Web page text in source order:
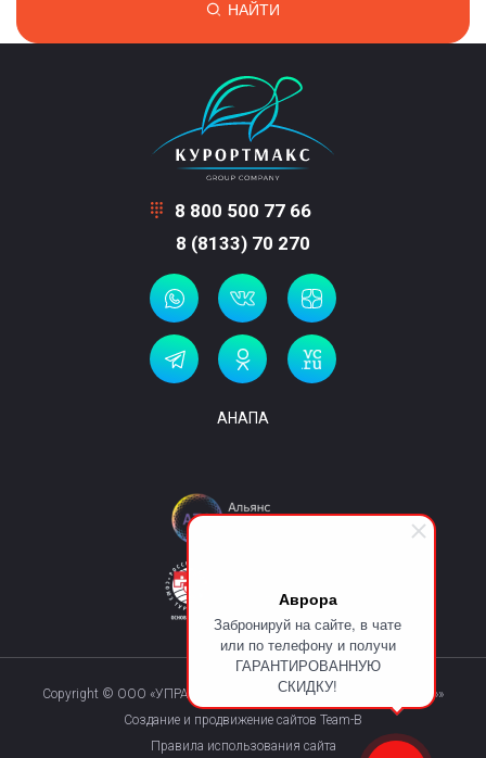
Аврора
Забронируй на сайте, в чате
или по телефону и получи
ГАРАНТИРОВАННУЮ
СКИДКУ!
НАЙТИ
8 800 500 77 66
8 (8133) 70 270
АНАПА
Copyright © ООО «УПРАВЛЯЮЩАЯ КОМПАНИЯ «КУРОРТМАКС»»
Создание и продвижение сайтов Team-B
Правила использования сайта